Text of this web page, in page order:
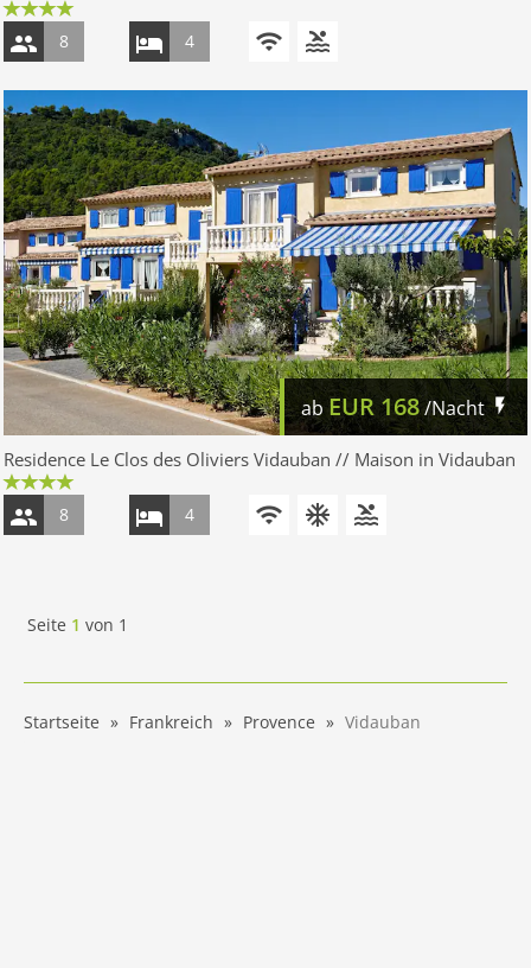
8 4
abEUR168/Nacht
Residence Le Clos des Oliviers Vidauban // Maison in Vidauban
8 4
Seite 1 von 1
Startseite Frankreich Provence Vidauban